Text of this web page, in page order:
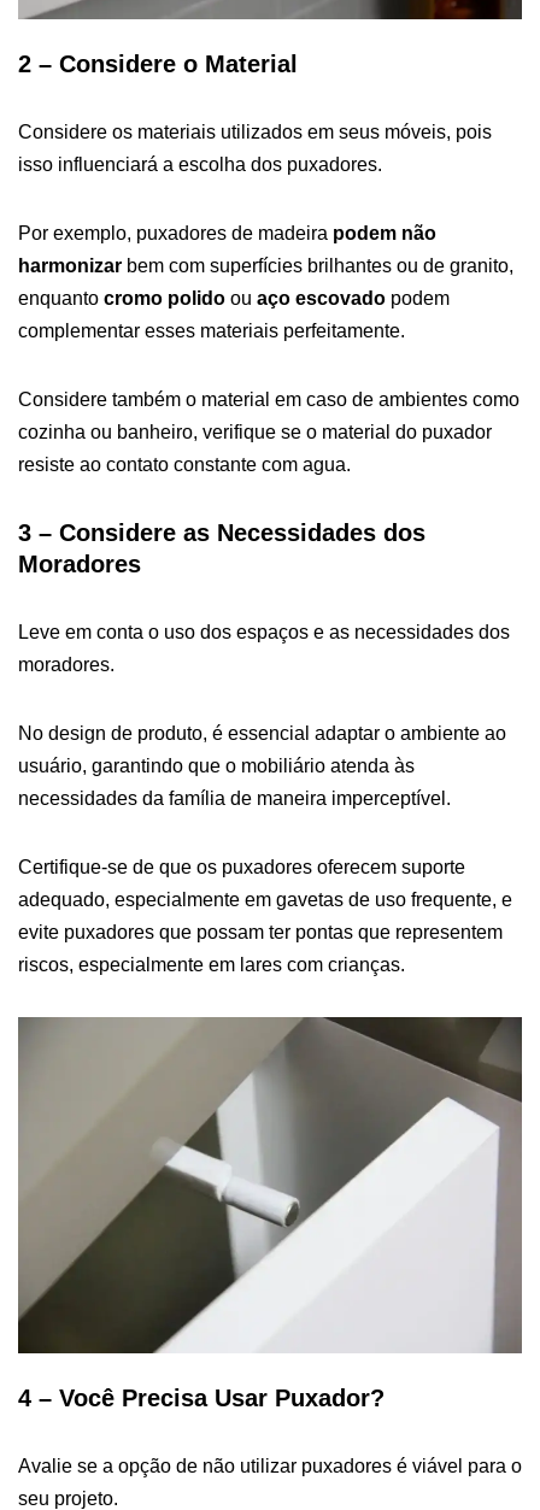
2 – Considere o Material
Considere os materiais utilizados em seus móveis, pois
isso influenciará a escolha dos puxadores.
Por exemplo, puxadores de madeira podem não
harmonizar bem com superfícies brilhantes ou de granito,
enquanto cromo polido ou aço escovado podem
complementar esses materiais perfeitamente.
Considere também o material em caso de ambientes como
cozinha ou banheiro, verifique se o material do puxador
resiste ao contato constante com agua.
3 – Considere as Necessidades dos
Moradores
Leve em conta o uso dos espaços e as necessidades dos
moradores.
No design de produto, é essencial adaptar o ambiente ao
usuário, garantindo que o mobiliário atenda às
necessidades da família de maneira imperceptível.
Certifique-se de que os puxadores oferecem suporte
adequado, especialmente em gavetas de uso frequente, e
evite puxadores que possam ter pontas que representem
riscos, especialmente em lares com crianças.
4 – Você Precisa Usar Puxador?
Avalie se a opção de não utilizar puxadores é viável para o
seu projeto.